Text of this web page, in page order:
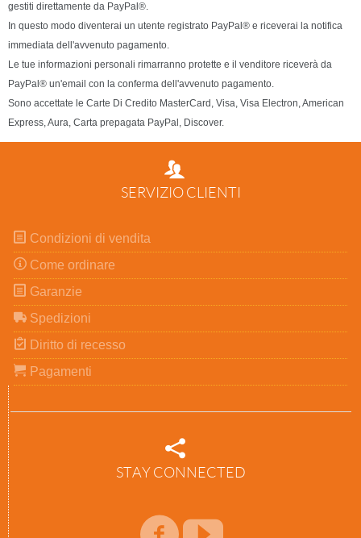
gestiti direttamente da PayPal®.
In questo modo diventerai un utente registrato PayPal® e riceverai la notifica
immediata dell'avvenuto pagamento.
Le tue informazioni personali rimarranno protette e il venditore riceverà da
PayPal® un'email con la conferma dell'avvenuto pagamento.
Sono accettate le Carte Di Credito MasterCard, Visa, Visa Electron, American
Express, Aura, Carta prepagata PayPal, Discover.
SERVIZIO CLIENTI
Condizioni di vendita
Come ordinare
Garanzie
Spedizioni
Diritto di recesso
Pagamenti
STAY CONNECTED